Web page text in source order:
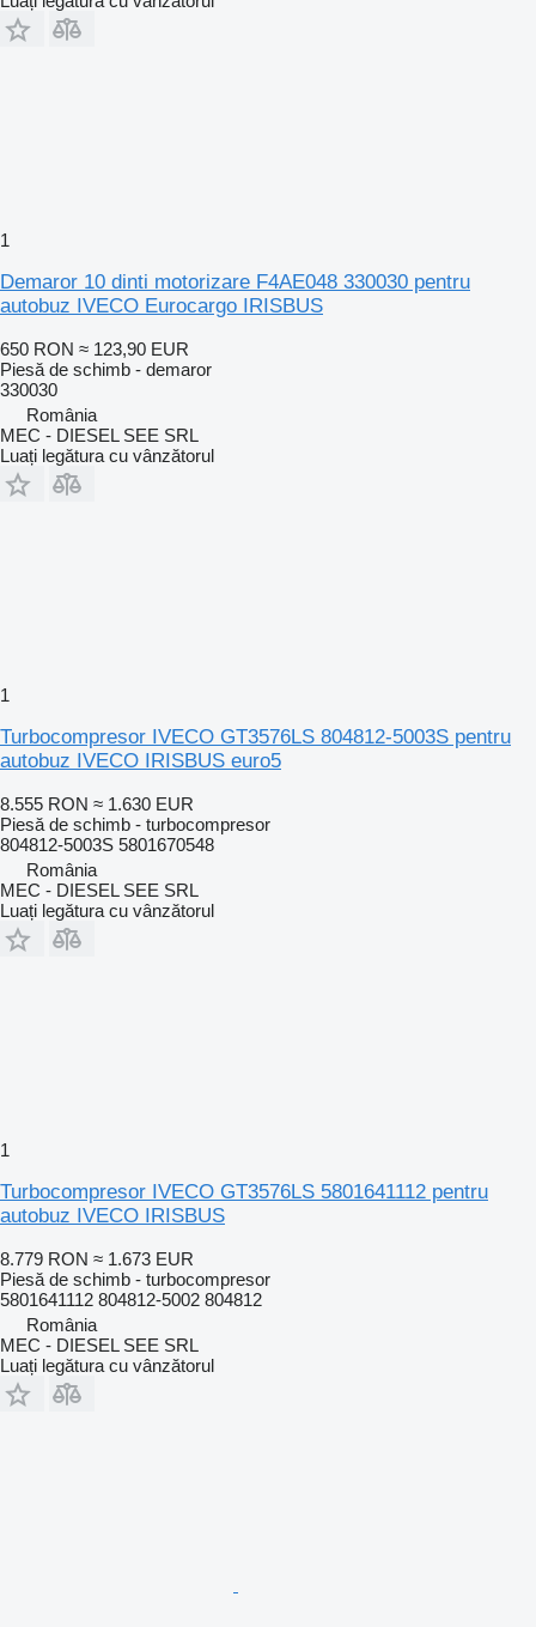
1
Demaror 10 dinti motorizare F4AE048 330030 pentru
autobuz IVECO Eurocargo IRISBUS
650 RON ≈ 123,90 EUR
Piesă de schimb - demaror
330030
România
MEC - DIESEL SEE SRL
Luați legătura cu vânzătorul
1
Turbocompresor IVECO GT3576LS 804812-5003S pentru
autobuz IVECO IRISBUS euro5
8.555 RON ≈ 1.630 EUR
Piesă de schimb - turbocompresor
804812-5003S 5801670548
România
MEC - DIESEL SEE SRL
Luați legătura cu vânzătorul
1
Turbocompresor IVECO GT3576LS 5801641112 pentru
autobuz IVECO IRISBUS
8.779 RON ≈ 1.673 EUR
Piesă de schimb - turbocompresor
5801641112 804812-5002 804812
România
MEC - DIESEL SEE SRL
Luați legătura cu vânzătorul